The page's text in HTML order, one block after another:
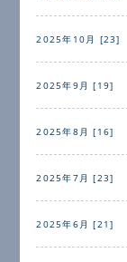
2025年10月 [23]
2025年9月 [19]
2025年8月 [16]
2025年7月 [23]
2025年6月 [21]